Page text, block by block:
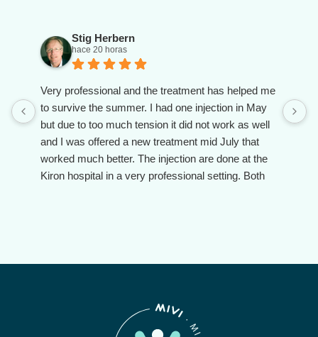
Stig Herbern
hace 20 horas
Very professional and the treatment has helped me
to survive the summer. I had one injection in May
but due to too much tension it did not work as well
and I was offered a new treatment mid July that
worked much better. The injection are done at the
Kiron hospital in a very professional setting. Both